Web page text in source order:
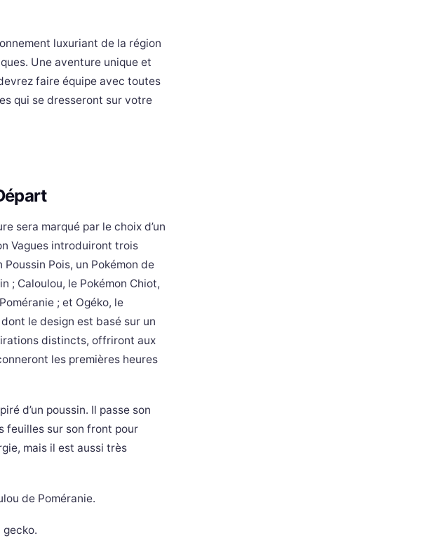
luxuriant de la région
Une aventure unique et
faire équipe avec toutes
qui se dresseront sur votre
sera marqué par le choix d’un
Vagues introduiront trois
Pois, un Pokémon de
; Caloulou, le Pokémon Chiot,
; et Ogéko, le
le design est basé sur un
distincts, offriront aux
les premières heures
d’un poussin. Il passe son
feuilles sur son front pour
mais il est aussi très
de Poméranie.
gecko.